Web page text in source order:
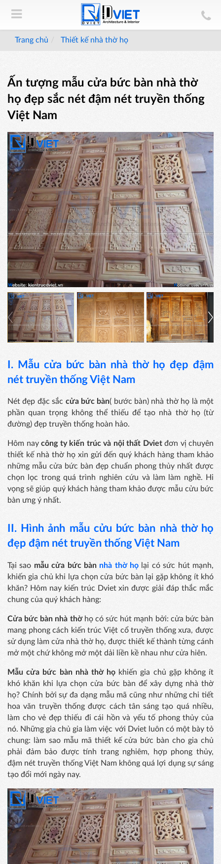
Trang chủ Thiết kế nhà thờ họ
Ấn tượng mẫu cửa bức bàn nhà thờ
họ đẹp sắc nét đậm nét truyền thống
Việt Nam
I. Mẫu cửa bức bàn nhà thờ họ đẹp đậm
nét truyền thống Việt Nam
Nét đẹp đặc sắc cửa bức bàn( bước bàn) nhà thờ họ là một
phần quan trọng không thể thiếu để tạo nhà thờ họ (từ
đường) đẹp truyền thống hoàn hảo.
Hôm nay công ty kiến trúc và nội thất Dvietđơn vị chuyên
thiết kế nhà thờ họ xin gửi đến quý khách hàng tham khảo
những mẫu cửa bức bàn đẹp chuẩn phong thủy nhất được
chọn lọc trong quá trình nghiên cứu và làm làm nghề. Hi
vọng sẽ giúp quý khách hàng tham khảo được mẫu cửu bức
bàn ưng ý nhất.
II. Hình ảnh mẫu cửu bức bàn nhà thờ họ
đẹp đậm nét truyền thống Việt Nam
Tại sao mẫu cửa bức bàn nhà thờ họ lại có sức hút mạnh,
khiến gia chủ khi lựa chọn cửa bức bàn lại gặp không ít khó
khăn? Hôm nay kiến trúc Dviet xin được giải đáp thắc mắc
chung của quý khách hàng:
Cửa bức bàn nhà thờhọ có sức hút mạnh bởi: cửa bức bàn
mang phong cách kiến trúc Việt cổ truyền thống xưa, được
sử dụng làm cửa nhà thờ họ, được thiết kế thành từng cánh
mở một chứ không mở một dải liền kề nhau như cửa hiên.
Mẫu cửa bức bàn nhà thờ họ khiến gia chủ gặp không ít
khó khăn khi lựa chọn cửa bức bàn để xây dựng nhà thờ
họ? Chính bởi sự đa dạng mẫu mã cũng như những chi tiết
hoa văn truyền thống được cách tân sáng tạo quá nhiều,
làm cho vẻ đẹp thiếu đi cái hồn và yếu tố phong thủy của
nó. Những gia chủ gia làm việc với Dviet luôn có một bày tỏ
chung: làm sao mẫu mã thiết kế cửa bức bàn cho gia chủ
phải đảm bảo được tính trang nghiêm, hợp phong thủy,
đậm nét truyền thống Việt Nam không quá lợi dụng sự sáng
tạo đổi mới ngày nay.